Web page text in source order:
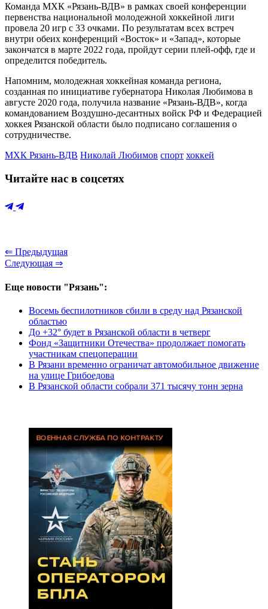
Команда МХК «Рязань-ВДВ» в рамках своей конференции
первенства национальной молодежной хоккейной лиги
провела 20 игр с 33 очками. По результатам всех встреч
внутри обеих конференций «Восток» и «Запад», которые
закончатся в марте 2022 года, пройдут серии плей-офф, где и
определится победитель.
Напомним, молодежная хоккейная команда региона,
созданная по инициативе губернатора Николая Любимова в
августе 2020 года, получила название «Рязань-ВДВ», когда
командованием Воздушно-десантных войск РФ и Федерацией
хоккея Рязанской области было подписано соглашения о
сотрудничестве.
МХК Рязань-ВДВ Николай Любимов спорт хоккей
Читайте нас в соцсетях
⇐ Предыдущая
Следующая ⇒
Еще новости "Рязань":
Восемь беспилотников сбили в среду над Рязанской
областью
До +32° будет в Рязанской области в четверг
Фонд «Защитники Отечества» продолжает помогать
участникам спецоперации
В Рязани временно ограничат автомобильное движение
на улице Грибоедова
В Рязанской области собрали 371 тысячу тонн зерна